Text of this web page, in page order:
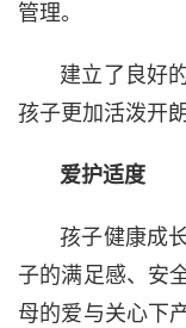
管理。
建立了良好
孩子更加活泼开朗
爱护适度
孩子健康成
子的满足感、安
母的爱与关心下